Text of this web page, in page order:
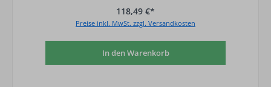
118,49 €*
Preise inkl. MwSt. zzgl. Versandkosten
In den Warenkorb